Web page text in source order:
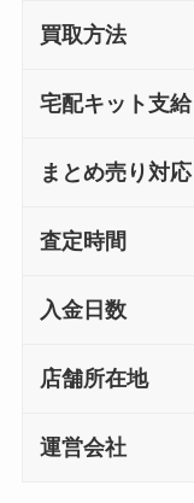
買取方法
宅配キット支給
まとめ売り対応
査定時間
入金日数
店舗所在地
運営会社